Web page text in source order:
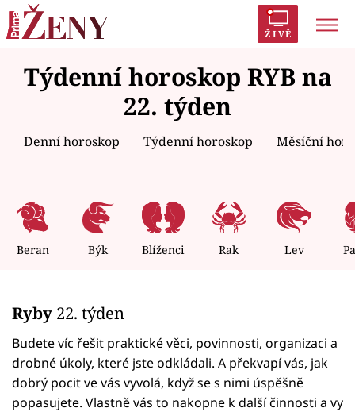
ŽIVĚ
Trendy: Polabí Inspekce Prostřeno!
AYTO?
Zrádci Proměny
Témata
Celebrity
Seriály
Horoskopy
Sledujte prima+
Týdenní horoskop RYB na
22. týden
Denní horoskop Týdenní horoskop Měsíční
Beran Býk Blíženci Rak Lev
Ryby 22. týden
Budete víc řešit praktické věci, povinnosti, organizaci a
drobné úkoly, které jste odkládali. A překvapí vás, jak
dobrý pocit ve vás vyvolá, když se s nimi úspěšně
popasujete. Vlastně vás to nakopne k další činnosti a vy